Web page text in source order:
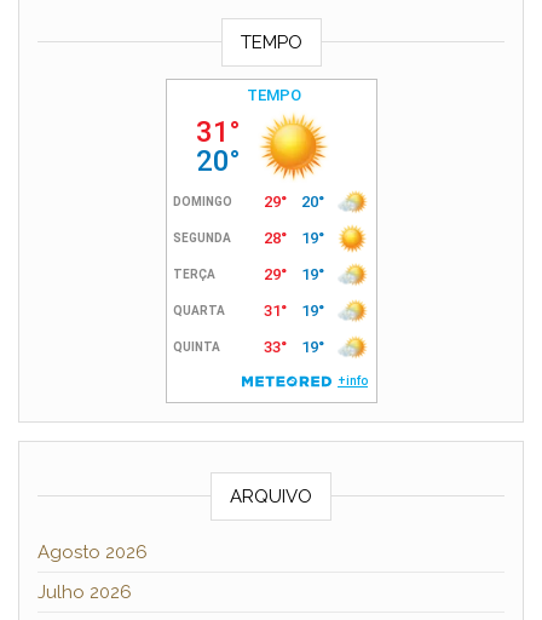
TEMPO
ARQUIVO
Agosto 2026
Julho 2026